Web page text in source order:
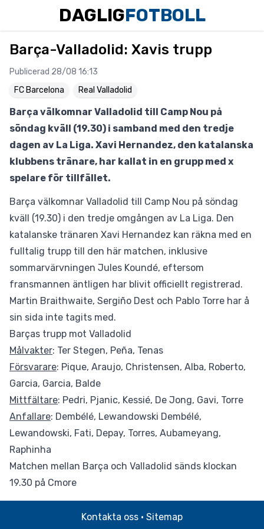
DAGLIGFOTBOLL
Barça-Valladolid: Xavis trupp
Publicerad 28/08 16:13
FC Barcelona
Real Valladolid
Barça välkomnar Valladolid till Camp Nou på
söndag kväll (19.30) i samband med den tredje
dagen av La Liga. Xavi Hernandez, den katalanska
klubbens tränare, har kallat in en grupp med x
spelare för tillfället.
Barça välkomnar Valladolid till Camp Nou på söndag
kväll (19.30) i den tredje omgången av La Liga. Den
katalanske tränaren Xavi Hernandez kan räkna med en
fulltalig trupp till den här matchen, inklusive
sommarvärvningen Jules Koundé, eftersom
fransmannen äntligen har blivit officiellt registrerad.
Martin Braithwaite, Sergiño Dest och Pablo Torre har å
sin sida inte tagits med.
Barças trupp mot Valladolid
Målvakter: Ter Stegen, Peña, Tenas
Försvarare: Pique, Araujo, Christensen, Alba, Roberto,
Garcia, Garcia, Balde
Mittfältare: Pedri, Pjanic, Kessié, De Jong, Gavi, Torre
Anfallare: Dembélé, Lewandowski Dembélé,
Lewandowski, Fati, Depay, Torres, Aubameyang,
Raphinha
Matchen mellan Barça och Valladolid sänds klockan
19.30 på Cmore
Kontakta oss · Sitemap